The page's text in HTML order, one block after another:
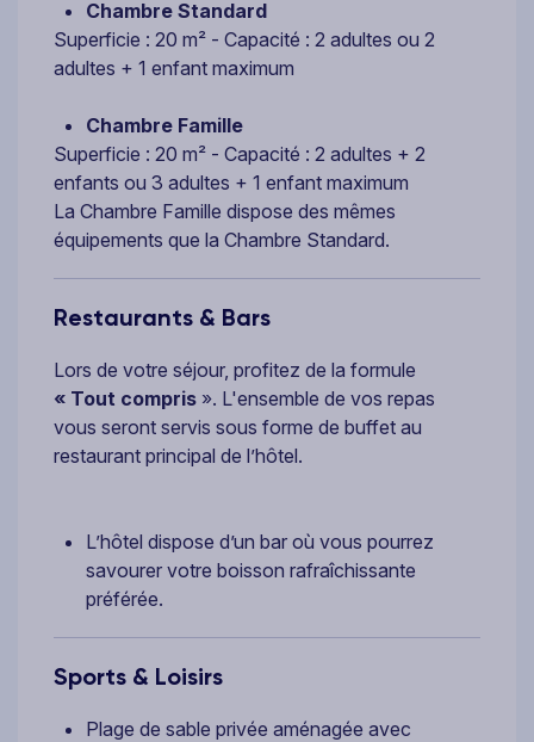
Chambre Standard
Superficie : 20 m² - Capacité : 2 adultes ou 2
adultes + 1 enfant maximum
Chambre Famille
Superficie : 20 m² - Capacité : 2 adultes + 2
enfants ou 3 adultes + 1 enfant maximum
La Chambre Famille dispose des mêmes
équipements que la Chambre Standard.
Restaurants & Bars
Lors de votre séjour, profitez de la formule
« Tout compris ». L'ensemble de vos repas
vous seront servis sous forme de buffet au
restaurant principal de l’hôtel.
L’hôtel dispose d’un bar où vous pourrez
savourer votre boisson rafraîchissante
préférée.
Sports & Loisirs
Plage de sable privée aménagée avec